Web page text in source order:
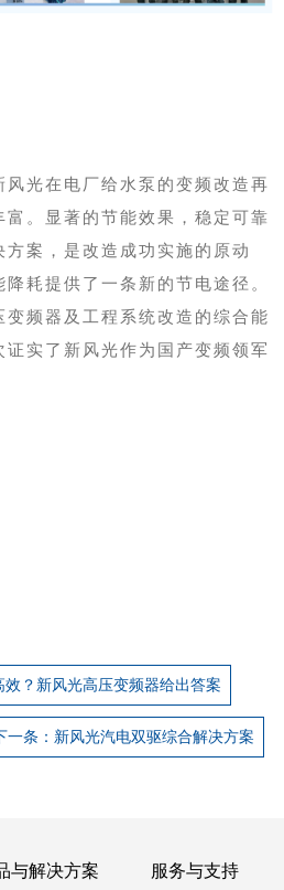
光在电厂给水泵的变频改造再
。显著的节能效果，稳定可靠
案，是改造成功实施的原动
耗提供了一条新的节电途径。
变频器及工程系统改造的综合能
实了新风光作为国产变频领军
效？新风光高压变频器给出答案
一条：新风光汽电双驱综合解决方案
与解决方案 服务与支持